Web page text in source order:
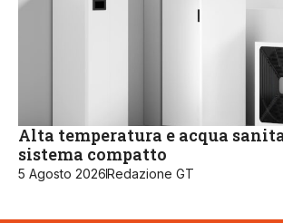
Alta temperatura e acqua
sistema compatto
5 Agosto 2026Redazione GT